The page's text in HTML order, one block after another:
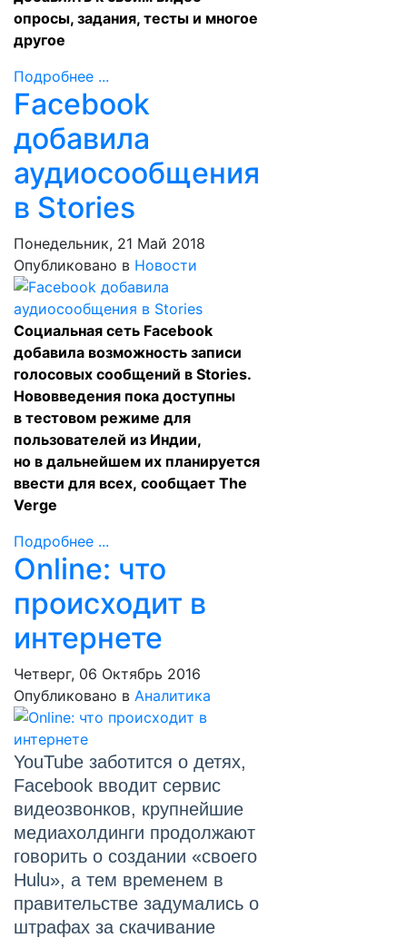
опросы, задания, тесты и многое
другое
Подробнее ...
Facebook
добавила
аудиосообщения
в Stories
Понедельник, 21 Май 2018
Опубликовано в Новости
Социальная сеть Facebook
добавила возможность записи
голосовых сообщений в Stories.
Нововведения пока доступны
в тестовом режиме для
пользователей из Индии,
но в дальнейшем их планируется
ввести для всех, сообщает The
Verge
Подробнее ...
Online: что
происходит в
интернете
Четверг, 06 Октябрь 2016
Опубликовано в Аналитика
YouTube заботится о детях,
Facebook вводит сервис
видеозвонков, крупнейшие
медиахолдинги продолжают
говорить о создании «своего
Hulu», а тем временем в
правительстве задумались о
штрафах за скачивание